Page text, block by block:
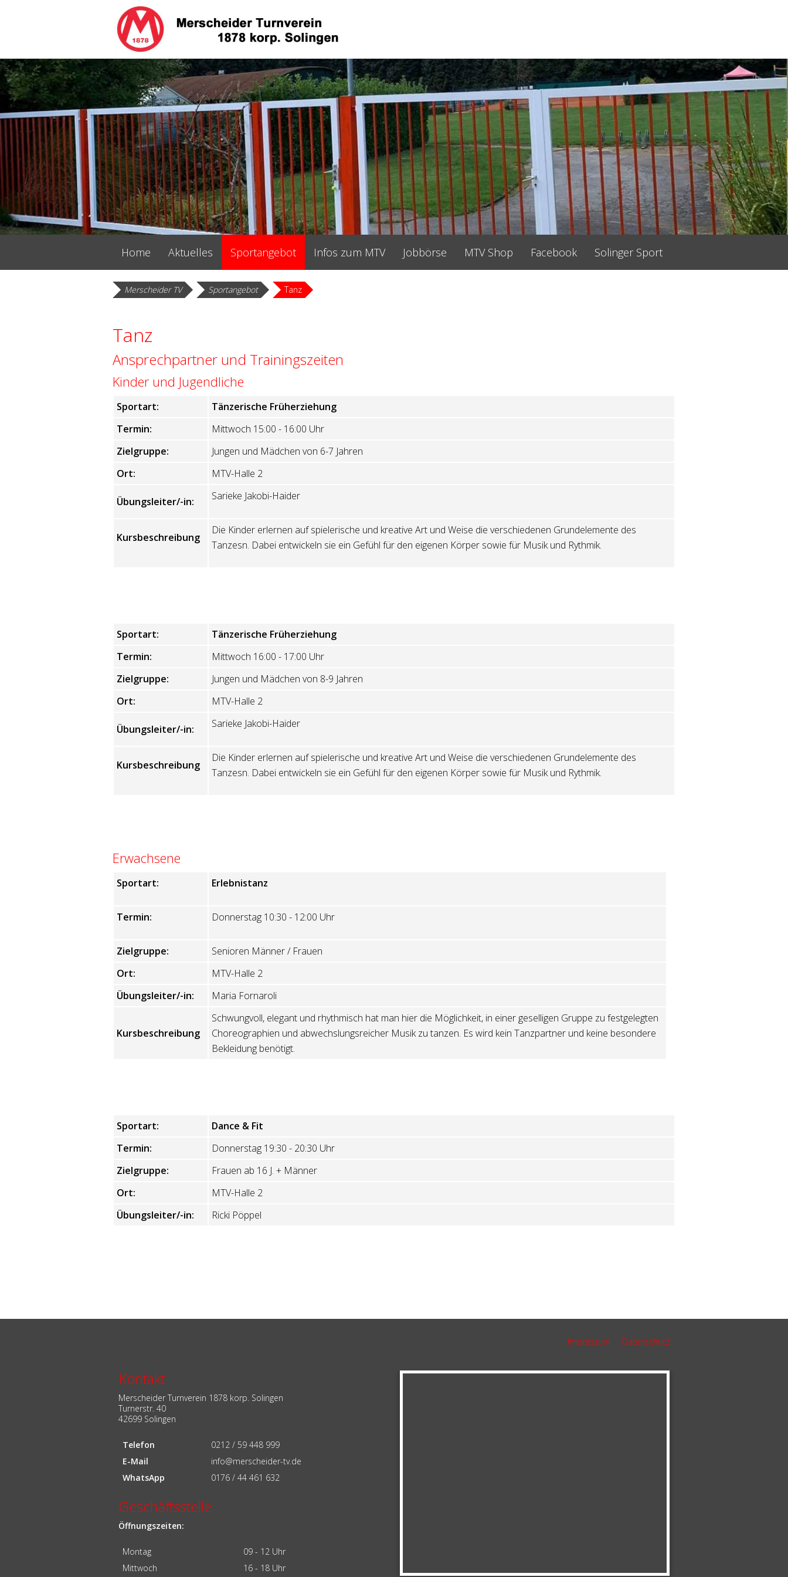
Zurück Vorwärts
überspringen
Home Aktuelles Sportangebot Infos zum MTV Jobbörse MTV Shop Facebook Solinger Sport
Merscheider TV Sportangebot Tanz
Tanz
Ansprechpartner und Trainingszeiten
Kinder und Jugendliche
Sportart:
Tänzerische Früherziehung
Termin:
Mittwoch 15:00 - 16:00 Uhr
Zielgruppe:
Jungen und Mädchen von 6-7 Jahren
Ort:
MTV-Halle 2
Übungsleiter/-in: Sarieke Jakobi-Haider
Kursbeschreibung
Die Kinder erlernen auf spielerische und kreative Art und Weise die verschiedenen Grundelemente des
Tanzesn. Dabei entwickeln sie ein Gefühl für den eigenen Körper sowie für Musik und Rythmik.
Sportart:
Tänzerische Früherziehung
Termin:
Mittwoch 16:00 - 17:00 Uhr
Zielgruppe:
Jungen und Mädchen von 8-9 Jahren
Ort:
MTV-Halle 2
Übungsleiter/-in: Sarieke Jakobi-Haider
Kursbeschreibung
Die Kinder erlernen auf spielerische und kreative Art und Weise die verschiedenen Grundelemente des
Tanzesn. Dabei entwickeln sie ein Gefühl für den eigenen Körper sowie für Musik und Rythmik.
Erwachsene
Sportart: Erlebnistanz
Termin: Donnerstag 10:30 - 12:00 Uhr
Zielgruppe:
Senioren Männer / Frauen
Ort:
MTV-Halle 2
Übungsleiter/-in:
Maria Fornaroli
Kursbeschreibung
Schwungvoll, elegant und rhythmisch hat man hier die Möglichkeit, in einer geselligen Gruppe zu festgelegten
Choreographien und abwechslungsreicher Musik zu tanzen. Es wird kein Tanzpartner und keine besondere
Bekleidung benötigt.
Sportart:
Dance & Fit
Termin:
Donnerstag 19:30 - 20:30 Uhr
Zielgruppe:
Frauen ab 16 J. + Männer
Ort:
MTV-Halle 2
Übungsleiter/-in:
Ricki Pöppel
Impressum Datenschutz
Kontakt
Merscheider Turnverein 1878 korp. Solingen
Turnerstr. 40
42699 Solingen
Telefon
0212 / 59 448 999
E-Mail
info@merscheider-tv.de
WhatsApp
0176 / 44 461 632
Geschäftsstelle
Öffnungszeiten:
Montag
09 - 12 Uhr
Mittwoch
16 - 18 Uhr